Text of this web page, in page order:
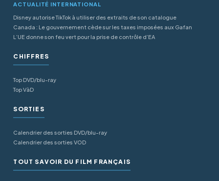
ACTUALITÉ INTERNATIONAL
Disney autorise TikTok à utiliser des extraits de son catalogue
Canada : Le gouvernement cède sur les taxes imposées aux Gafan
L’UE donne son feu vert pour la prise de contrôle d’EA
CHIFFRES
Top DVD/blu-ray
Top VàD
SORTIES
Calendrier des sorties DVD/blu-ray
Calendrier des sorties VOD
TOUT SAVOIR DU FILM FRANÇAIS